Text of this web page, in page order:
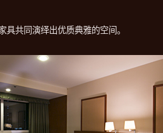
具共同演绎出优质典雅的空间。